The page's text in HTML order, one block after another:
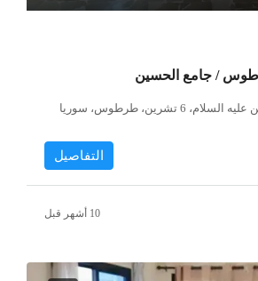
/ جامع الحسين
6 تشرين، طرطوس، سوريا
التفاصيل